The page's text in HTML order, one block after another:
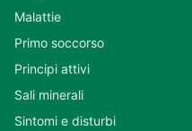
Malattie
Primo soccorso
Principi attivi
Sali minerali
Sintomi e disturbi